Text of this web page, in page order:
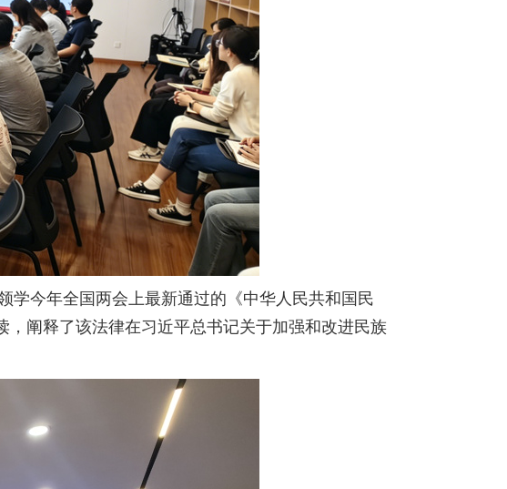
学今年全国两会上最新通过的《中华人民共和国民
阐释了该法律在习近平总书记关于加强和改进民族